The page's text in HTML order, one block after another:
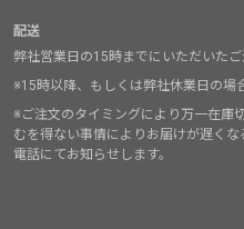
配送
弊社営業日の15時までにいただいたご
※15時以降、もしくは弊社休業日の場
※ご注文のタイミングにより万一在庫
むを得ない事情によりお届けが遅く
電話にてお知らせします。